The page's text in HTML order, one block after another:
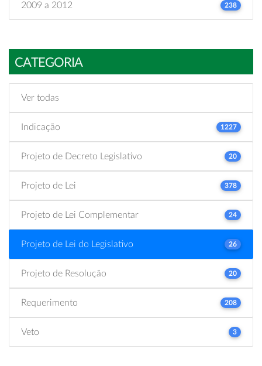
2009 a 2012 238
CATEGORIA
Ver todas
Indicação 1227
Projeto de Decreto Legislativo 20
Projeto de Lei 378
Projeto de Lei Complementar 24
Projeto de Lei do Legislativo 26
Projeto de Resolução 20
Requerimento 208
Veto 3